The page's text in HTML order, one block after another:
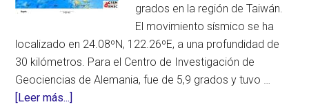
grados en la región de Taiwán.
El movimiento sísmico se ha
localizado en 24.08ºN, 122.26ºE, a una profundidad de
30 kilómetros. Para el Centro de Investigación de
Geociencias de Alemania, fue de 5,9 grados y tuvo …
[Leer más...]